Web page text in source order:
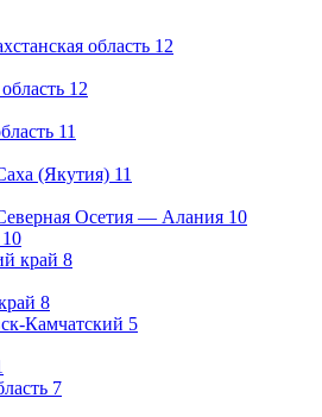
область 12
12
11
(Якутия) 11
Осетия — Алания 10
10
край 8
8
Камчатский 5
7